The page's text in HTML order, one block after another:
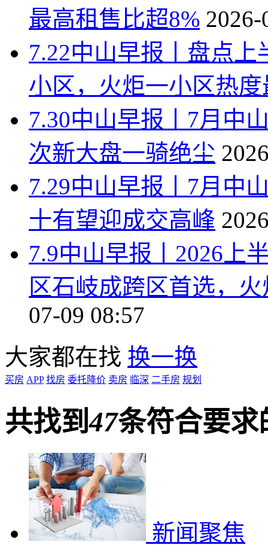
最高租售比超8% 2026-
7.22中山早报丨盘点
小区，火炬一小区热度
7.30中山早报丨7月中
次新大盘一骑绝尘
7.29中山早报丨7月中
十有望迎成交高峰
7.9中山早报丨2026上
区石岐成跨区首选，
07-09 08:57
大家都在找 换一换
买房 APP 找房 委托降价 卖房 临深 二手房 规划
共找到47条符合要求
新闻聚焦